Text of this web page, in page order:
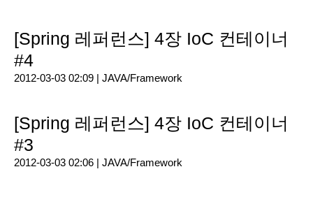
[Spring 레퍼런스] 4장 IoC 컨테이너
#4
2012-03-03 02:09 | JAVA/Framework
[Spring 레퍼런스] 4장 IoC 컨테이너
#3
2012-03-03 02:06 | JAVA/Framework